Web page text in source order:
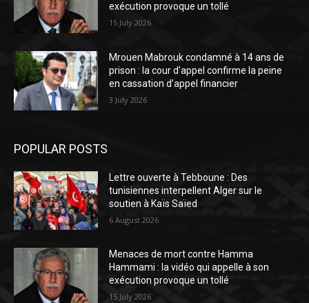
exécution provoque un tollé
15 July 2026
Mrouen Mabrouk condamné à 14 ans de
prison : la cour d’appel confirme la peine
en cassation d’appel financier
3 July 2026
POPULAR POSTS
Lettre ouverte à Tebboune : Des
tunisiennes interpellent Alger sur le
soutien à Kaïs Saïed
6 August 2026
Menaces de mort contre Hamma
Hammami : la vidéo qui appelle à son
exécution provoque un tollé
15 July 2026